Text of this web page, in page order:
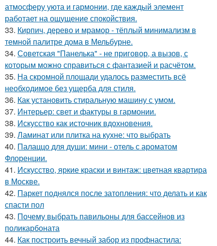
атмосферу уюта и гармонии, где каждый элемент
работает на ощущение спокойствия.
33. Кирпич, дерево и мрамор - тёплый минимализм в
темной палитре дома в Мельбурне.
34. Советская "Панелька" - не приговор, а вызов, с
которым можно справиться с фантазией и расчётом.
35. На скромной площади удалось разместить всё
необходимое без ущерба для стиля.
36. Как установить стиральную машину с умом.
37. Интерьер: свет и фактуры в гармонии.
38. Искусство как источник вдохновения.
39. Ламинат или плитка на кухне: что выбрать
40. Палаццо для души: мини - отель с ароматом
Флоренции.
41. Искусство, яркие краски и винтаж: цветная квартира
в Москве.
42. Паркет поднялся после затопления: что делать и как
спасти пол
43. Почему выбрать павильоны для бассейнов из
поликарбоната
44. Как построить вечный забор из профнастила: